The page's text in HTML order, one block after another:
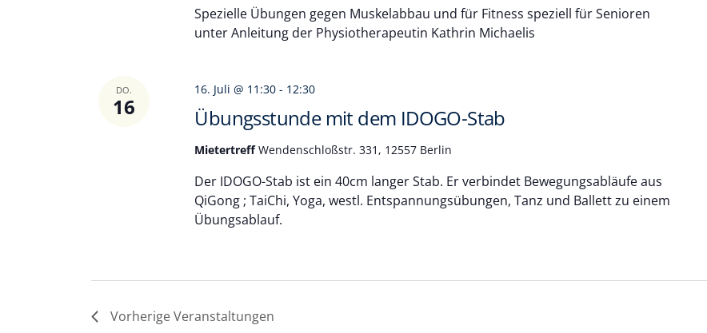
Spezielle Übungen gegen Muskelabbau und für Fitness speziell für Senioren
unter Anleitung der Physiotherapeutin Kathrin Michaelis
DO.
16 Übungsstunde mit dem IDOGO-Stab
16. Juli @ 11:30 - 12:30
MietertreffWendenschloßstr. 331, 12557 Berlin
Der IDOGO-Stab ist ein 40cm langer Stab. Er verbindet Bewegungsabläufe aus
QiGong ; TaiChi, Yoga, westl. Entspannungsübungen, Tanz und Ballett zu einem
Übungsablauf.
VorherigeVeranstaltungen